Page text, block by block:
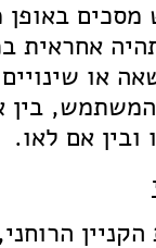
מסכים
אחראית
או
בין
ובין אם לאו.
הקניין